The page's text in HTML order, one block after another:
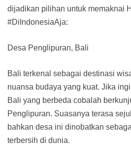
dijadikan pilihan untuk memaknai
#DiIndonesiaAja:
Desa Penglipuran, Bali
Bali terkenal sebagai destinasi
nuansa budaya yang kuat. Jika
Bali yang berbeda cobalah
Penglipuran. Suasanya terasa
bahkan desa ini dinobatkan
terbersih di dunia.